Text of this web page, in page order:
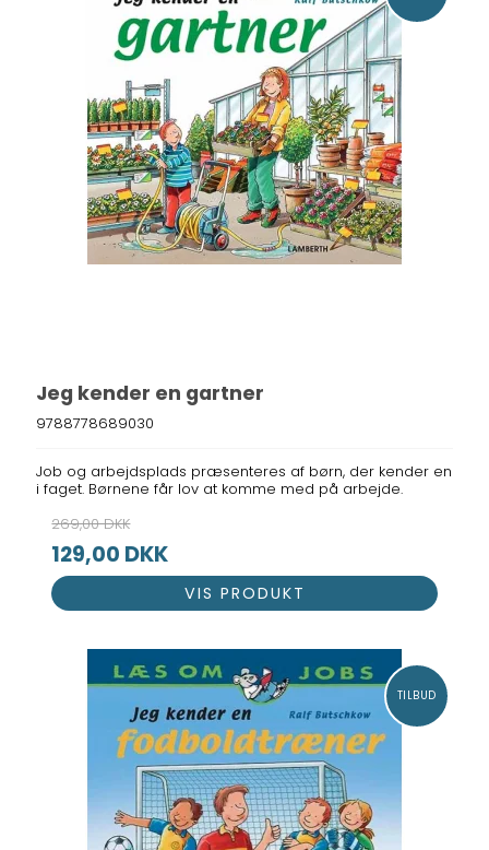
Jeg kender en gartner
9788778689030
Job og arbejdsplads præsenteres af børn, der kender en
i faget. Børnene får lov at komme med på arbejde.
269,00 DKK
129,00 DKK
VIS PRODUKT
TILBUD